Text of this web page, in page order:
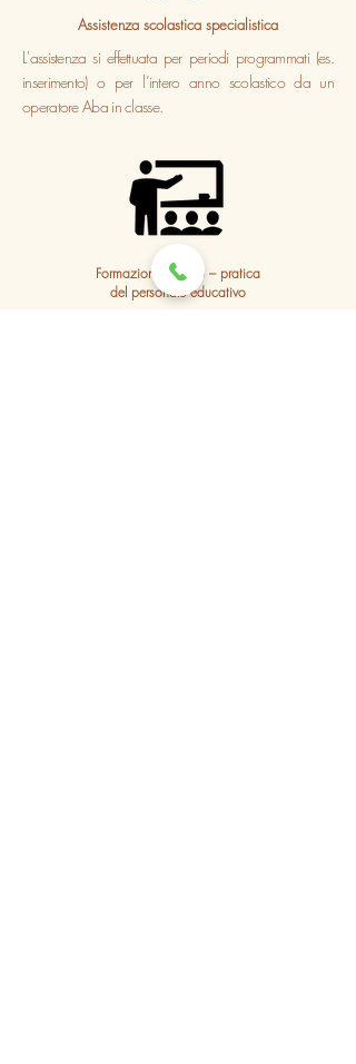
Assistenza scolastica specialistica
L'assistenza si effettuata per periodi programmati (es.
inserimento) o per l’intero anno scolastico da un
operatore Aba in classe.
Formazione teorico – pratica
del personale educativo